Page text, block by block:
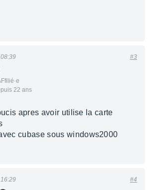
22 ans
#3
apres avoir utilise la carte
cubase sous windows2000
#4